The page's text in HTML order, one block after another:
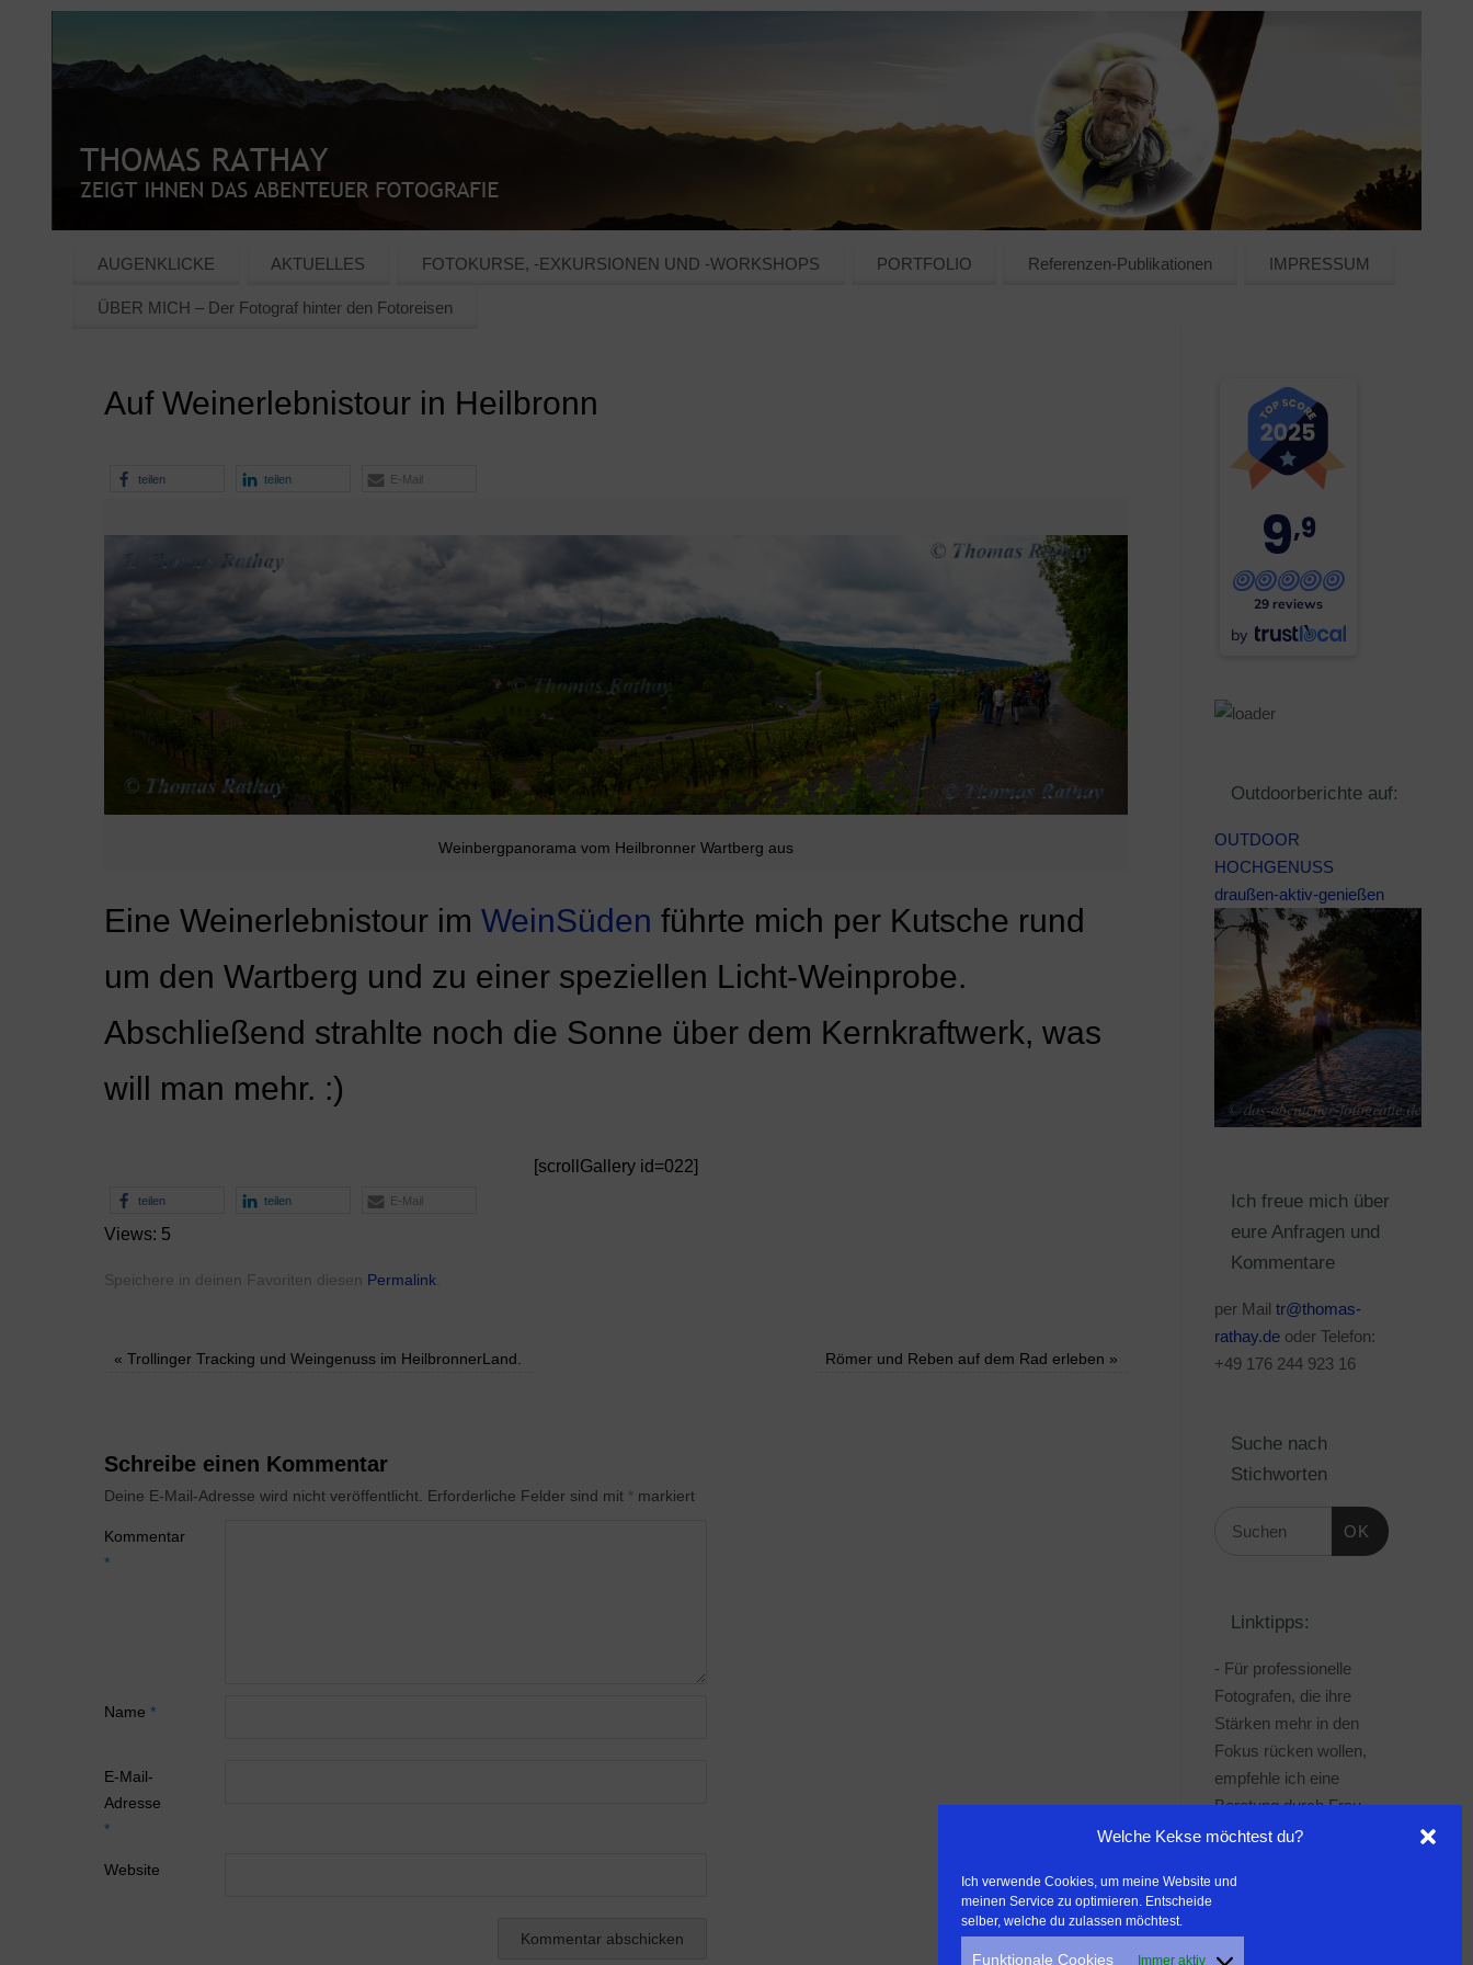
Welche Kekse möchtest du?
Ich verwende Cookies, um meine Website und
meinen Service zu optimieren. Entscheide
selber, welche du zulassen möchtest.
Funktionale Cookies Immer aktiv
AUGENKLICKE AKTUELLES FOTOKURSE, -EXKURSIONEN UND -WORKSHOPS PORTFOLIO Referenzen-Publikationen IMPRESSUM
ÜBER MICH – Der Fotograf hinter den Fotoreisen
Auf Weinerlebnistour in Heilbronn
teilen teilen E-Mail
Weinbergpanorama vom Heilbronner Wartberg aus
Eine Weinerlebnistour im WeinSüden führte mich per Kutsche rund
um den Wartberg und zu einer speziellen Licht-Weinprobe.
Abschließend strahlte noch die Sonne über dem Kernkraftwerk, was
will man mehr. :)
[scrollGallery id=022]
teilen teilen E-Mail
Views: 5
Speichere in deinen Favoriten diesen Permalink
« Trollinger Tracking und Weingenuss im HeilbronnerLand. Römer und Reben auf dem Rad erleben »
Schreibe einen Kommentar
Deine E-Mail-Adresse wird nicht veröffentlicht. Erforderliche Felder sind mit * markiert
Kommentar
*
Name *
E-Mail-
Adresse
*
Website
9,9
29 reviews
by
Outdoorberichte auf:
OUTDOOR
HOCHGENUSS
draußen-aktiv-genießen
Ich freue mich über
eure Anfragen und
Kommentare
per Mail tr@thomas-
rathay.de oder Telefon:
+49 176 244 923 16
Suche nach
Stichworten
OK
Linktipps:
- Für professionelle
Fotografen, die ihre
Stärken mehr in den
Fokus rücken wollen,
empfehle ich eine
Beratung durch Frau
Dr. Martina Mettner
- ERLEBEN ist ALLES!